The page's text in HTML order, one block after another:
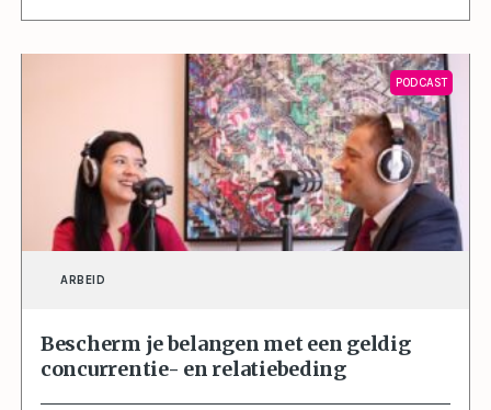
PODCAST
ARBEID
Bescherm je belangen met een geldig
concurrentie- en relatiebeding